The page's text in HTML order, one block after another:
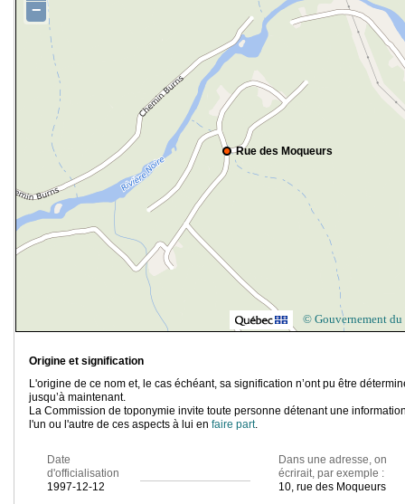
Rue des Moqueurs
−
© Gouvernement du
Origine et signification
L'origine de ce nom et, le cas échéant, sa signification n’ont pu être
jusqu’à maintenant.
La Commission de toponymie invite toute personne détenant une
l'un ou l'autre de ces aspects à lui en faire part.
Date
d'officialisation
1997-12-12
Dans une adresse, on
écrirait, par exemple :
10, rue des Moqueurs